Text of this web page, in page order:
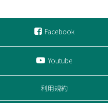
Facebook
Youtube
利用規約